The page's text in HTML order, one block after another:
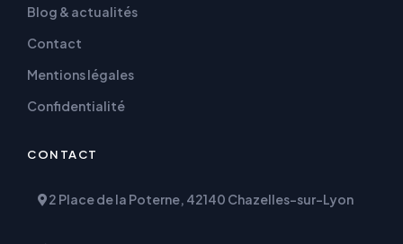
Blog & actualités
Contact
Mentions légales
Confidentialité
CONTACT
2 Place de la Poterne, 42140 Chazelles-sur-Lyon